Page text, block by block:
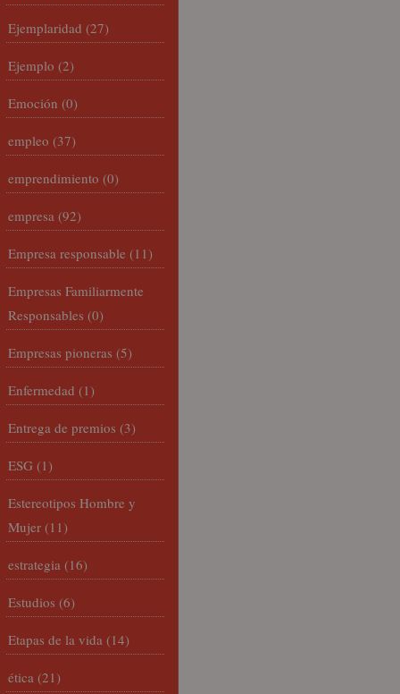
Ejemplaridad (27)
Ejemplo (2)
Emoción (0)
empleo (37)
emprendimiento (0)
empresa (92)
Empresa responsable (11)
Empresas Familiarmente
Responsables (0)
Empresas pioneras (5)
Enfermedad (1)
Entrega de premios (3)
ESG (1)
Estereotipos Hombre y
Mujer (11)
estrategia (16)
Estudios (6)
Etapas de la vida (14)
ética (21)